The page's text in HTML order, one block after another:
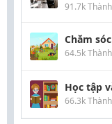
91.7k
Chăm
64.5k
Học tập
66.3k